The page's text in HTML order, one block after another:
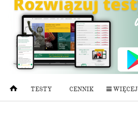
TESTY CENNIK WIĘCEJ